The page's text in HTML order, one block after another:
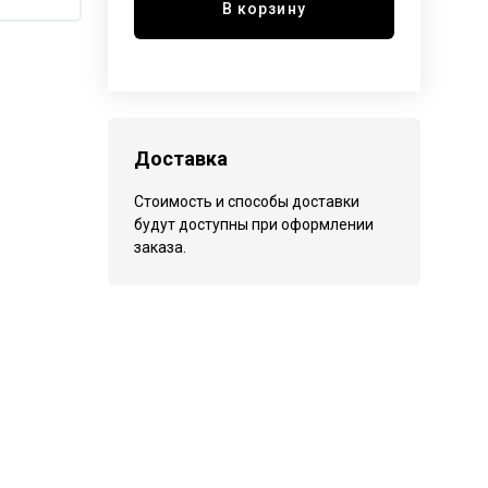
В корзину
Доставка
Стоимость и способы доставки
будут доступны при оформлении
заказа.